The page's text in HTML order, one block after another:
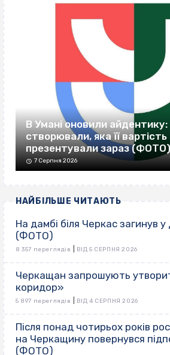
В Умані оновили айдентику:
створювали, яка її
презентували зараз (ФОТО)
7 Серпня 2026
НАЙБІЛЬШЕ ЧИТАЮТЬ
На дамбі біля Черкас загинув
(ФОТО)
8 357 переглядів ВІД 5 СЕРПНЯ 2026
Черкащан запрошують
коридор»
5 897 переглядів ВІД 4 СЕРПНЯ 2026
Після понад чотирьох років
на Черкащину повернувся
(ФОТО)